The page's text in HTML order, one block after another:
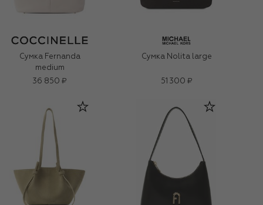
Сумка Fernanda
medium
36 850 ₽
Сумка Nolita large
51 300 ₽